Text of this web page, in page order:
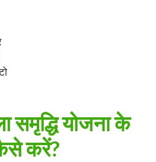
समृद्धि योजना के
करें?